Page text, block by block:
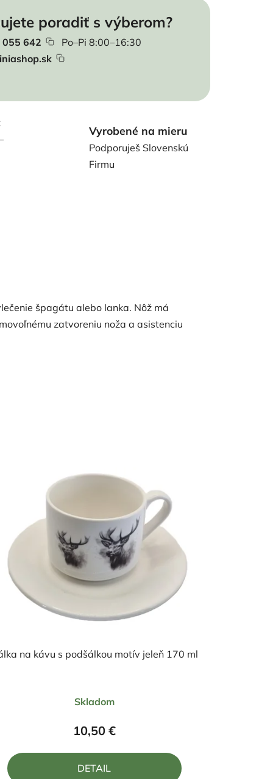
poradiť s výberom?
642
Po–Pi 8:00–16:30
Vyrobené na mieru
Podporuješ Slovenskú
Firmu
špagátu alebo lanka. Nôž má
zatvoreniu noža a asistenciu
na kávu s podšálkou motív jeleň 170 ml
hodnotenie
produktu
z
Skladom
10,50 €
DETAIL